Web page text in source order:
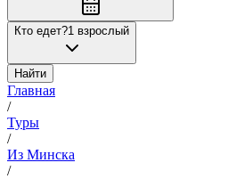
Кто едет?1 взрослый
Найти
Главная
/
Туры
/
Из Минска
/